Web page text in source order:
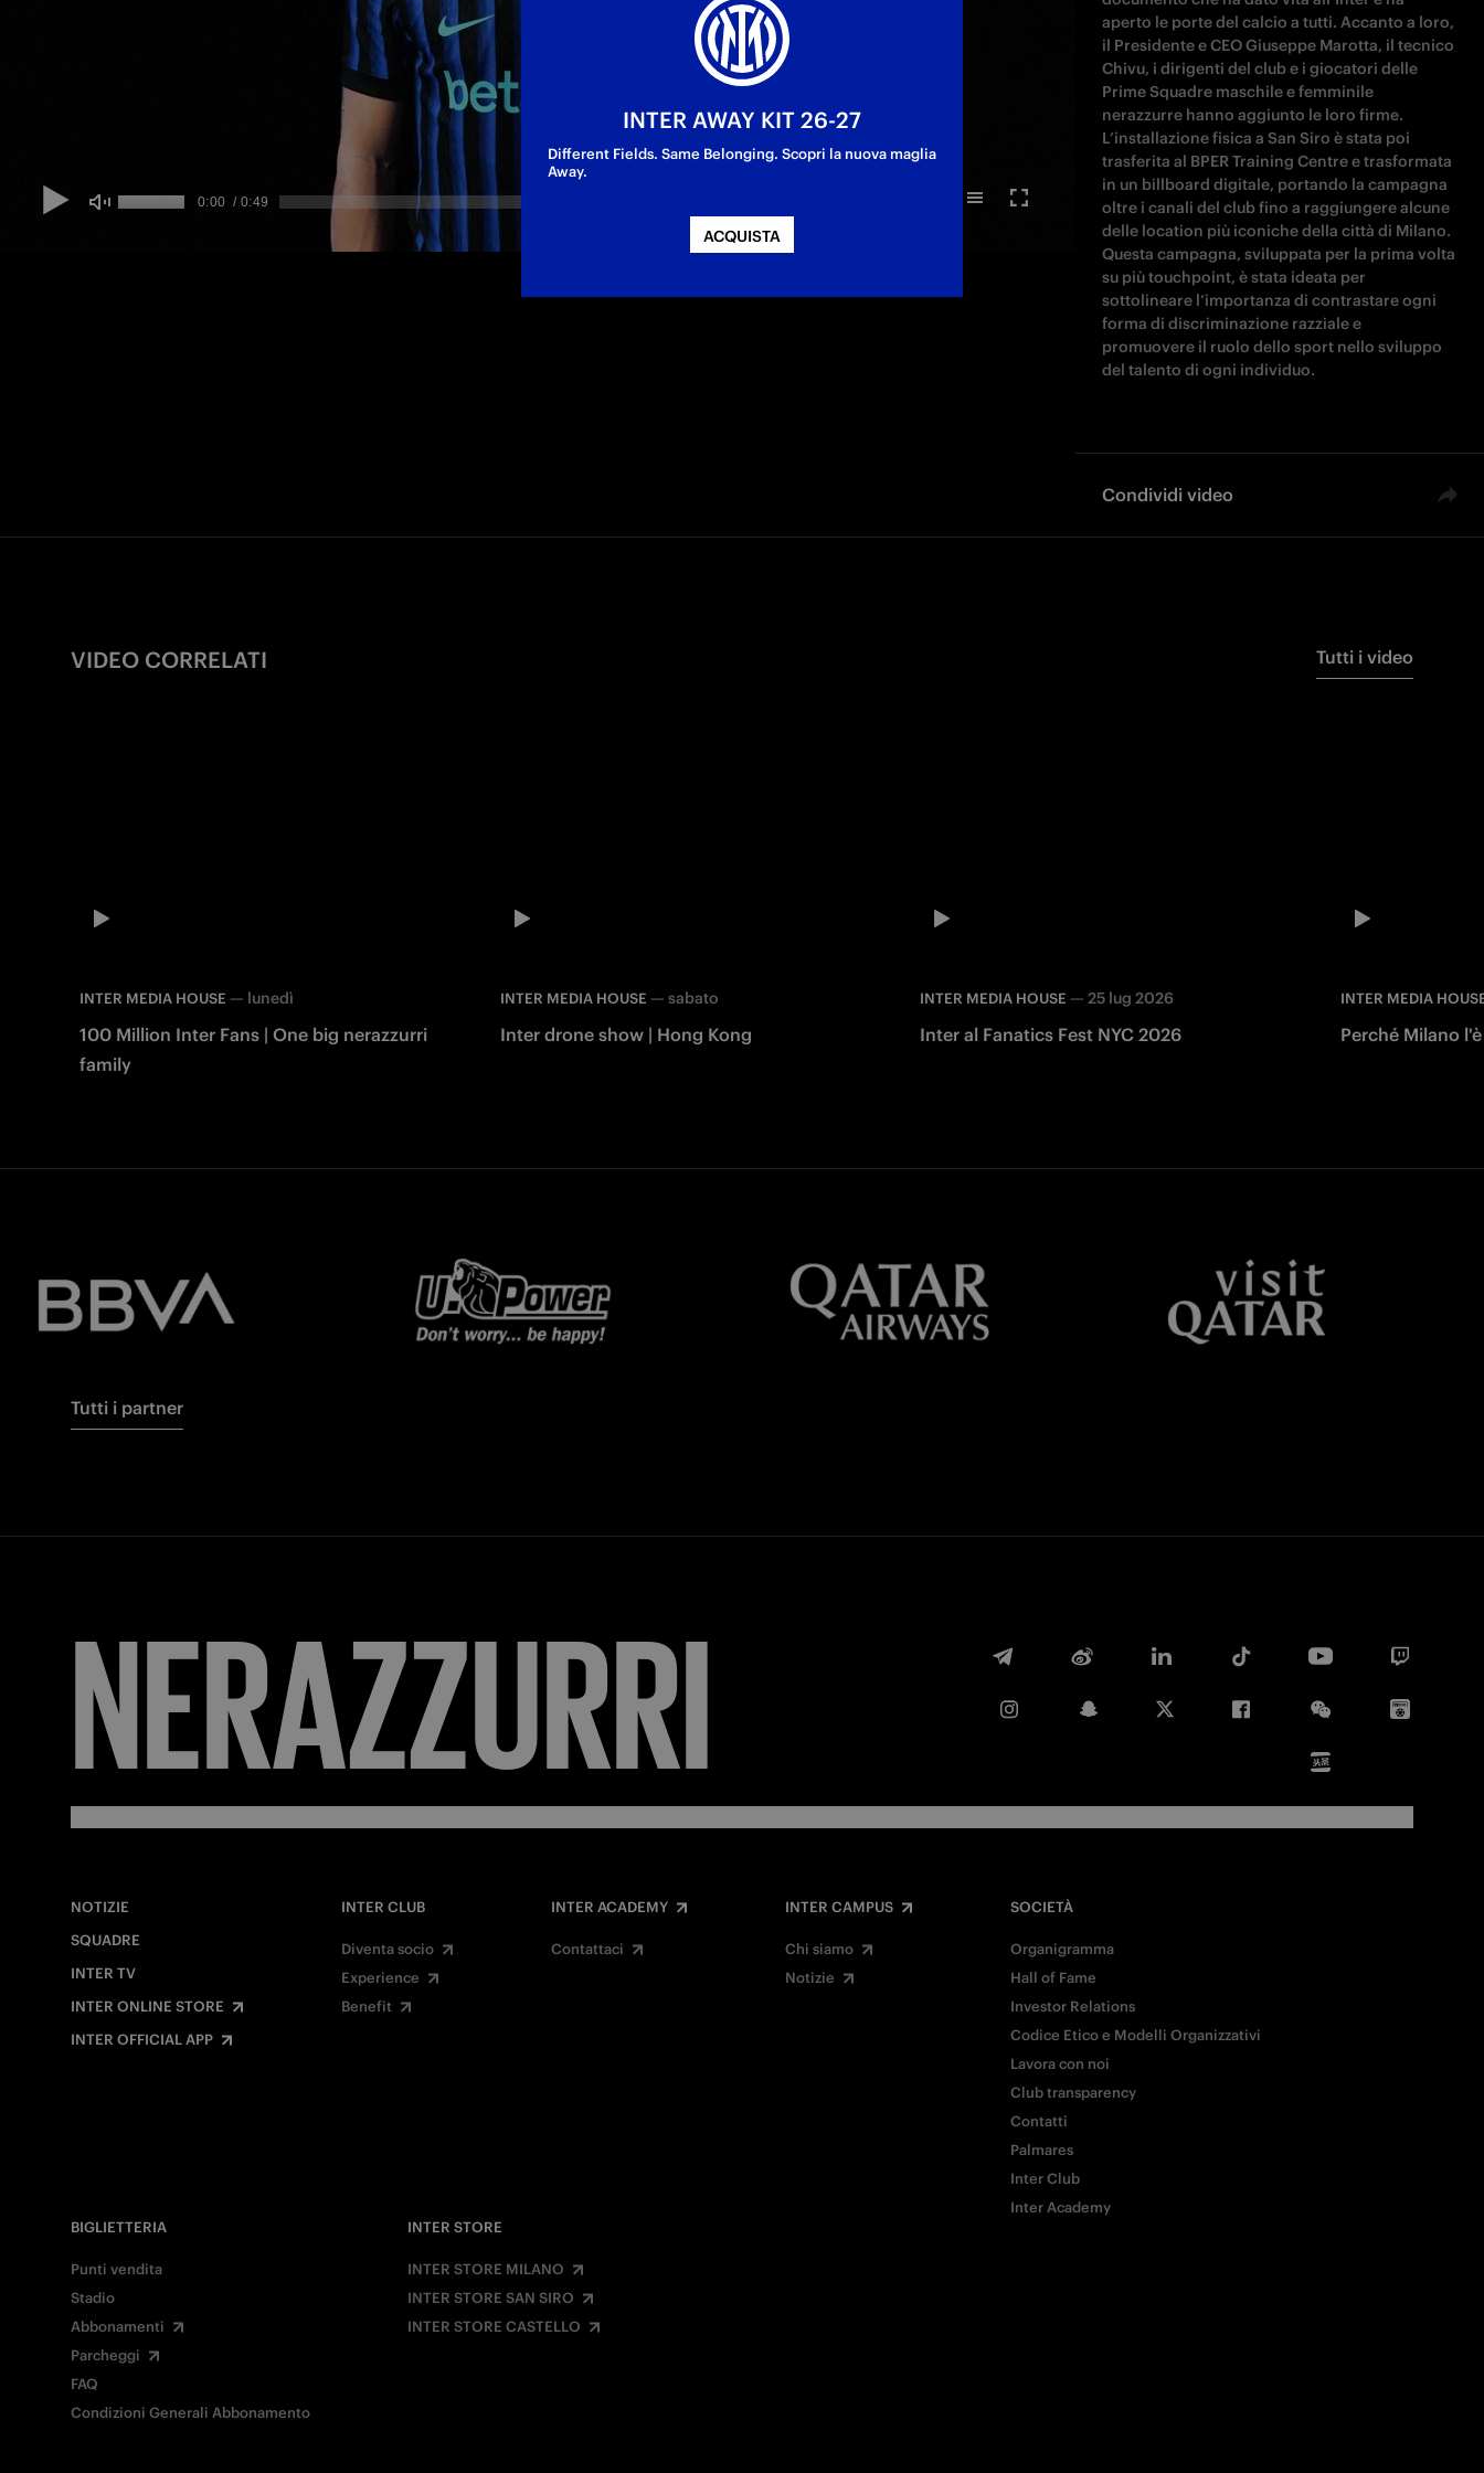
aperto le porte del calcio a tutti. Accanto a loro,
il Presidente e CEO Giuseppe Marotta, il tecnico
Chivu, i dirigenti del club e i giocatori delle
Prime Squadre maschile e femminile
nerazzurre hanno aggiunto le loro firme.
L’installazione fisica a San Siro è stata poi
trasferita al BPER Training Centre e trasformata
in un billboard digitale, portando la campagna
oltre i canali del club fino a raggiungere alcune
delle location più iconiche della città di Milano.
Questa campagna, sviluppata per la prima volta
su più touchpoint, è stata ideata per
sottolineare l’importanza di contrastare ogni
forma di discriminazione razziale e
promuovere il ruolo dello sport nello sviluppo
del talento di ogni individuo.
Condividi video
E-mail
Copia link
VIDEO CORRELATI Tutti i video
INTER MEDIA HOUSE — lunedì
100 Million Inter Fans | One big nerazzurri
family
INTER MEDIA HOUSE — sabato
Inter drone show | Hong Kong
INTER MEDIA HOUSE —25 lug 2026
Inter al Fanatics Fest NYC 2026
INTER MEDIA
Perché Milano
Tutti i partner
NERAZZURRI
NOTIZIE
SQUADRE
INTER TV
INTER ONLINE STORE
INTER OFFICIAL APP
INTER CLUB
Diventa socio
Experience
Benefit
INTER ACADEMY
Contattaci
INTER CAMPUS
Chi siamo
Notizie
SOCIETÀ
Organigramma
Hall of Fame
Investor Relations
Codice Etico e Modelli Organizzativi
Lavora con noi
Club transparency
Contatti
Palmares
Inter Club
Inter Academy
BIGLIETTERIA
Punti vendita
Stadio
Abbonamenti
Parcheggi
FAQ
Condizioni Generali Abbonamento
INTER STORE
INTER STORE MILANO
INTER STORE SAN SIRO
INTER STORE CASTELLO
INTER AWAY KIT 26-27
Different Fields. Same Belonging. Scopri la nuova maglia
Away.
ACQUISTA